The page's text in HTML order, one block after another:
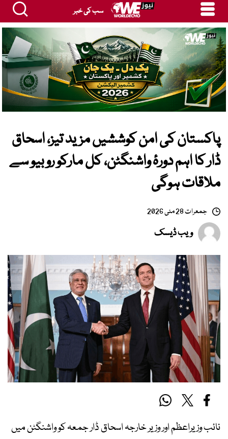
سب کی خبر
پاکستان کی امن کوششیں مزید تیز، اسحاق
ڈار کا اہم دورۂ واشنگٹن، کل مارکو روبیو سے
ملاقات ہوگی
جمعرات 28 مئی 2026
ویب ڈیسک
نائب وزیراعظم اور وزیر خارجہ اسحاق ڈار جمعہ کو واشنگٹن میں